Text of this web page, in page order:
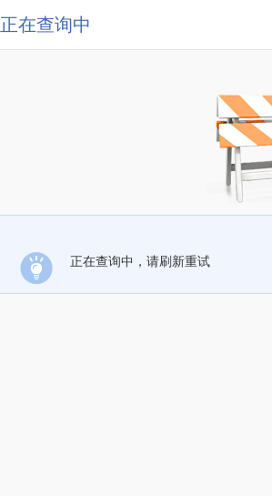
正在查询中
正在查询中，请刷新重试